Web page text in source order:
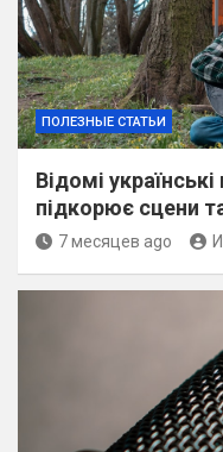
ПОЛЕЗНЫЕ СТАТЬИ
Відомі
підкорює сцени
7 месяцев ago